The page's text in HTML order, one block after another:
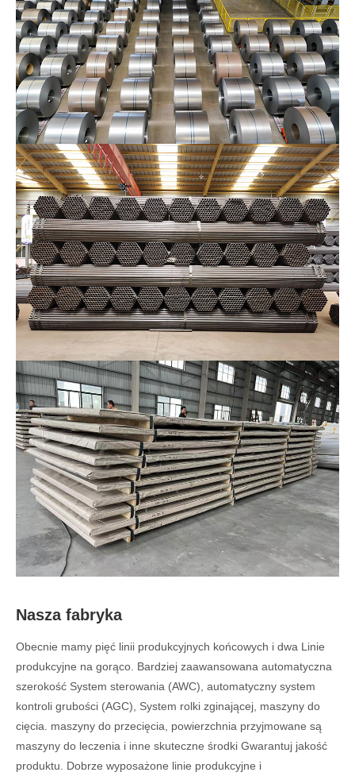
Nasza fabryka
Obecnie mamy pięć linii produkcyjnych końcowych i dwa Linie
produkcyjne na gorąco. Bardziej zaawansowana automatyczna
szerokość System sterowania (AWC), automatyczny system
kontroli grubości (AGC), System rolki zginającej, maszyny do
cięcia. maszyny do przecięcia, powierzchnia przyjmowane są
maszyny do leczenia i inne skuteczne środki Gwarantuj jakość
produktu. Dobrze wyposażone linie produkcyjne i